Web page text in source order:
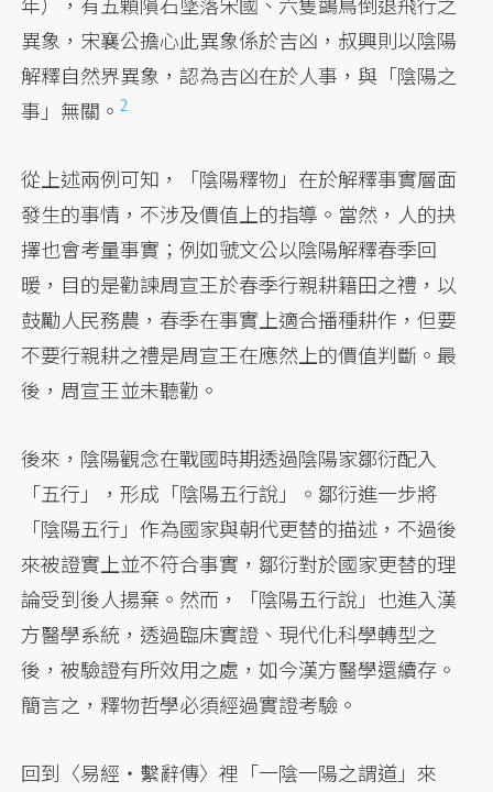
異象，宋襄公擔心此異象係於吉凶，叔興則以陰陽
解釋自然界異象，認為吉凶在於人事，與「陰陽之
事」無關。2
從上述兩例可知，「陰陽釋物」在於解釋事實層面
發生的事情，不涉及價值上的指導。當然，人的抉
擇也會考量事實；例如虢文公以陰陽解釋春季回
暖，目的是勸諫周宣王於春季行親耕籍田之禮，以
鼓勵人民務農，春季在事實上適合播種耕作，但要
不要行親耕之禮是周宣王在應然上的價值判斷。最
後，周宣王並未聽勸。
後來，陰陽觀念在戰國時期透過陰陽家鄒衍配入
「五行」，形成「陰陽五行說」。鄒衍進一步將
「陰陽五行」作為國家與朝代更替的描述，不過後
來被證實上並不符合事實，鄒衍對於國家更替的理
論受到後人揚棄。然而，「陰陽五行說」也進入漢
方醫學系統，透過臨床實證、現代化科學轉型之
後，被驗證有所效用之處，如今漢方醫學還續存。
簡言之，釋物哲學必須經過實證考驗。
回到〈易經‧繫辭傳〉裡「一陰一陽之謂道」來